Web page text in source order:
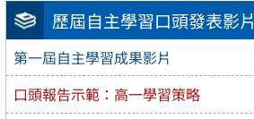
歷屆自主學習口頭發表影片
第一屆自主學習成果影片
口頭報告示範：高一學習策略